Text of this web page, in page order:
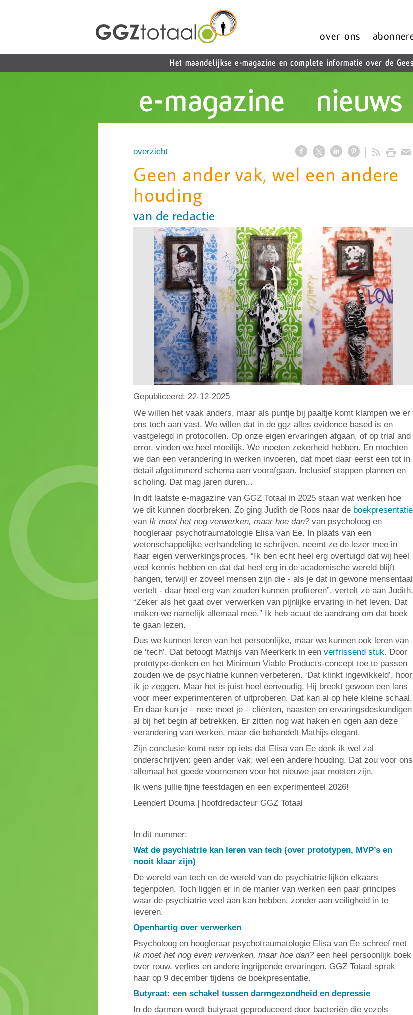
overzicht
Geen ander vak, wel een andere
houding
van de redactie
Gepubliceerd: 22-12-2025
We willen het vaak anders, maar als puntje bij paaltje komt klampen we er
ons toch aan vast. We willen dat in de ggz alles evidence based is en
vastgelegd in protocollen. Op onze eigen ervaringen afgaan, of op trial and
error, vinden we heel moeilijk. We moeten zekerheid hebben. En mochten
we dan een verandering in werken invoeren, dat moet daar eerst een tot in
detail afgetimmerd schema aan voorafgaan. Inclusief stappen plannen en
scholing. Dat mag jaren duren...
In dit laatste e-magazine van GGZ Totaal in 2025 staan wat wenken hoe
we dit kunnen doorbreken. Zo ging Judith de Roos naar de boekpresentatie
van Ik moet het nog verwerken, maar hoe dan?van psycholoog en
hoogleraar psychotraumatologie Elisa van Ee. In plaats van een
wetenschappelijke verhandeling te schrijven, neemt ze de lezer mee in
haar eigen verwerkingsproces. “Ik ben echt heel erg overtuigd dat wij heel
veel kennis hebben en dat dat heel erg in de academische wereld blijft
hangen, terwijl er zoveel mensen zijn die - als je dat in gewone mensentaal
vertelt - daar heel erg van zouden kunnen profiteren”, vertelt ze aan Judith.
“Zeker als het gaat over verwerken van pijnlijke ervaring in het leven. Dat
maken we namelijk allemaal mee.” Ik heb acuut de aandrang om dat boek
te gaan lezen.
Dus we kunnen leren van het persoonlijke, maar we kunnen ook leren van
de ‘tech’. Dat betoogt Mathijs van Meerkerk in een verfrissend stuk. Door
prototype-denken en het Minimum Viable Products-concept toe te passen
zouden we de psychiatrie kunnen verbeteren. ‘Dat klinkt ingewikkeld’, hoor
ik je zeggen. Maar het is juist heel eenvoudig. Hij breekt gewoon een lans
voor meer experimenteren of uitproberen. Dat kan al op hele kleine schaal.
En daar kun je – nee: moet je – cliënten, naasten en ervaringsdeskundigen
al bij het begin af betrekken. Er zitten nog wat haken en ogen aan deze
verandering van werken, maar die behandelt Mathijs elegant.
Zijn conclusie komt neer op iets dat Elisa van Ee denk ik wel zal
onderschrijven: geen ander vak, wel een andere houding. Dat zou voor ons
allemaal het goede voornemen voor het nieuwe jaar moeten zijn.
Ik wens jullie fijne feestdagen en een experimenteel 2026!
Leendert Douma | hoofdredacteur GGZ Totaal
In dit nummer:
Wat de psychiatrie kan leren van tech (over prototypen, MVP’s en
nooit klaar zijn)
De wereld van tech en de wereld van de psychiatrie lijken elkaars
tegenpolen. Toch liggen er in de manier van werken een paar principes
waar de psychiatrie veel aan kan hebben, zonder aan veiligheid in te
leveren.
Openhartig over verwerken
Psycholoog en hoogleraar psychotraumatologie Elisa van Ee schreef met
Ik moet het nog even verwerken, maar hoe dan?een heel persoonlijk boek
over rouw, verlies en andere ingrijpende ervaringen. GGZ Totaal sprak
haar op 9 december tijdens de boekpresentatie.
Butyraat: een schakel tussen darmgezondheid en depressie
In de darmen wordt butyraat geproduceerd door bacteriën die vezels